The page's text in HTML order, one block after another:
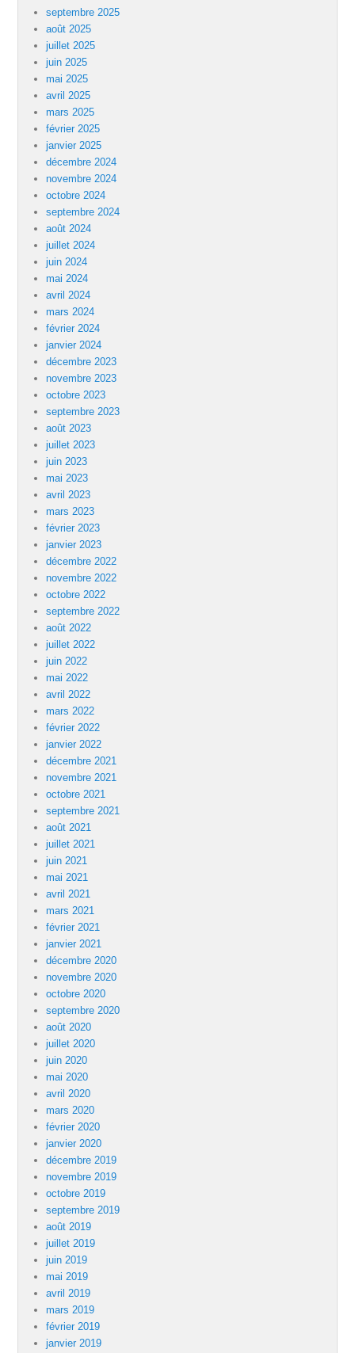
septembre 2025
août 2025
juillet 2025
juin 2025
mai 2025
avril 2025
mars 2025
février 2025
janvier 2025
décembre 2024
novembre 2024
octobre 2024
septembre 2024
août 2024
juillet 2024
juin 2024
mai 2024
avril 2024
mars 2024
février 2024
janvier 2024
décembre 2023
novembre 2023
octobre 2023
septembre 2023
août 2023
juillet 2023
juin 2023
mai 2023
avril 2023
mars 2023
février 2023
janvier 2023
décembre 2022
novembre 2022
octobre 2022
septembre 2022
août 2022
juillet 2022
juin 2022
mai 2022
avril 2022
mars 2022
février 2022
janvier 2022
décembre 2021
novembre 2021
octobre 2021
septembre 2021
août 2021
juillet 2021
juin 2021
mai 2021
avril 2021
mars 2021
février 2021
janvier 2021
décembre 2020
novembre 2020
octobre 2020
septembre 2020
août 2020
juillet 2020
juin 2020
mai 2020
avril 2020
mars 2020
février 2020
janvier 2020
décembre 2019
novembre 2019
octobre 2019
septembre 2019
août 2019
juillet 2019
juin 2019
mai 2019
avril 2019
mars 2019
février 2019
janvier 2019